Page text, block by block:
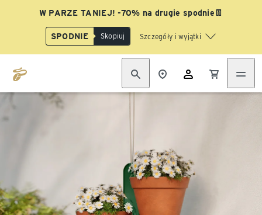
W PARZE TANIEJ! -70% na drugie spodnie👖
SPODNIE Skopiuj Szczegóły i wyjątki